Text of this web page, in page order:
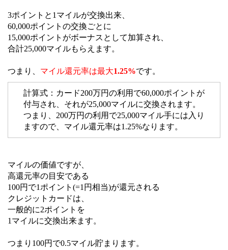
3ポイントと1マイルが交換出来、
60,000ポイントの交換ごとに
15,000ポイントがボーナスとして加算され、
合計25,000マイルもらえます。
つまり、 マイル還元率は最大1.25%です。
計算式：カード200万円の利用で60,000ポイントが
付与され、それが25,000マイルに交換されます。
つまり、200万円の利用で25,000マイル手には入り
ますので、マイル還元率は1.25%なります。
マイルの価値ですが、
高還元率の目安である
100円で1ポイント(=1円相当)が還元される
クレジットカードは、
一般的に2ポイントを
1マイルに交換出来ます。
つまり100円で0.5マイル貯まります。